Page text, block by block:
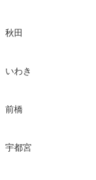
秋田
いわき
前橋
宇都宮